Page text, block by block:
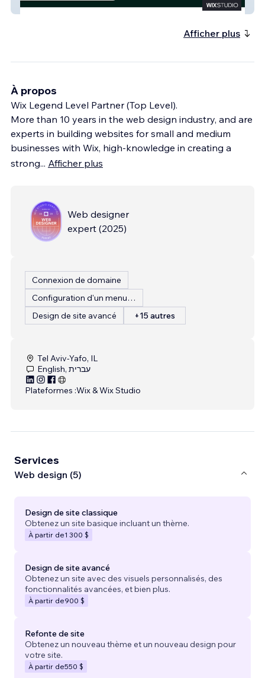
Duedealisense
Afficher plus
À propos
Wix Legend Level Partner (Top Level).
More than 10 years in the web design industry, and are
experts in building websites for small and medium
businesses with Wix, high-knowledge in creating a
strong... Afficher plus
Web designer
expert (2025)
Connexion de domaine
Configuration d'un menu de restaurant
Design de site avancé
+15 autres
Tel Aviv-Yafo, IL
English, עברית
Plateformes :Wix & Wix Studio
Services
Web design (5)
Design de site classique
Obtenez un site basique incluant un thème.
À partir de1 300 $
Design de site avancé
Obtenez un site avec des visuels personnalisés, des
fonctionnalités avancées, et bien plus.
À partir de900 $
Refonte de site
Obtenez un nouveau thème et un nouveau design pour
votre site.
À partir de550 $